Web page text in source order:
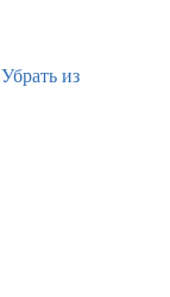
Убрать из